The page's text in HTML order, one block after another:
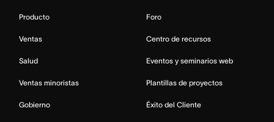
Producto
Ventas
Salud
Ventas minoristas
Gobierno
Foro
Centro de recursos
Eventos y seminarios web
Plantillas de proyectos
Éxito del Cliente